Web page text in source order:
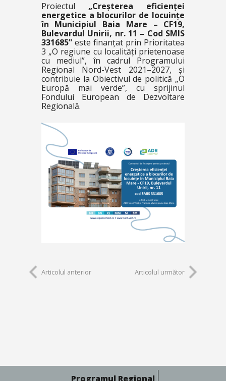
Proiectul „Creșterea eficienței
energetice a blocurilor de locuințe
în Municipiul Baia Mare – CF19,
Bulevardul Unirii, nr. 11 – Cod SMIS
331685”este finanțat prin Prioritatea
3 „O regiune cu localități prietenoase
cu mediul”, în cadrul Programului
Regional Nord-Vest 2021–2027, și
contribuie la Obiectivul de politică „O
Europă mai verde”, cu sprijinul
Fondului European de Dezvoltare
Regională.
Articolul anterior Articolul următor
Programul Regional